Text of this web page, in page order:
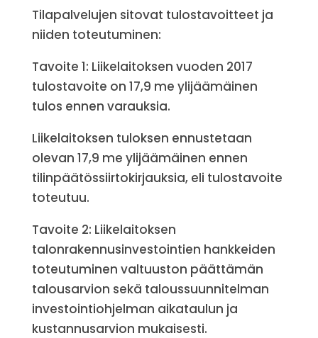
Tilapalvelujen sitovat tulostavoitteet ja
niiden toteutuminen:
Tavoite 1: Liikelaitoksen vuoden 2017
tulostavoite on 17,9 me ylijäämäinen
tulos ennen varauksia.
Liikelaitoksen tuloksen ennustetaan
olevan 17,9 me ylijäämäinen ennen
tilinpäätössiirtokirjauksia, eli tulostavoite
toteutuu.
Tavoite 2: Liikelaitoksen
talonrakennusinvestointien hankkeiden
toteutuminen valtuuston päättämän
talousarvion sekä taloussuunnitelman
investointiohjelman aikataulun ja
kustannusarvion mukaisesti.